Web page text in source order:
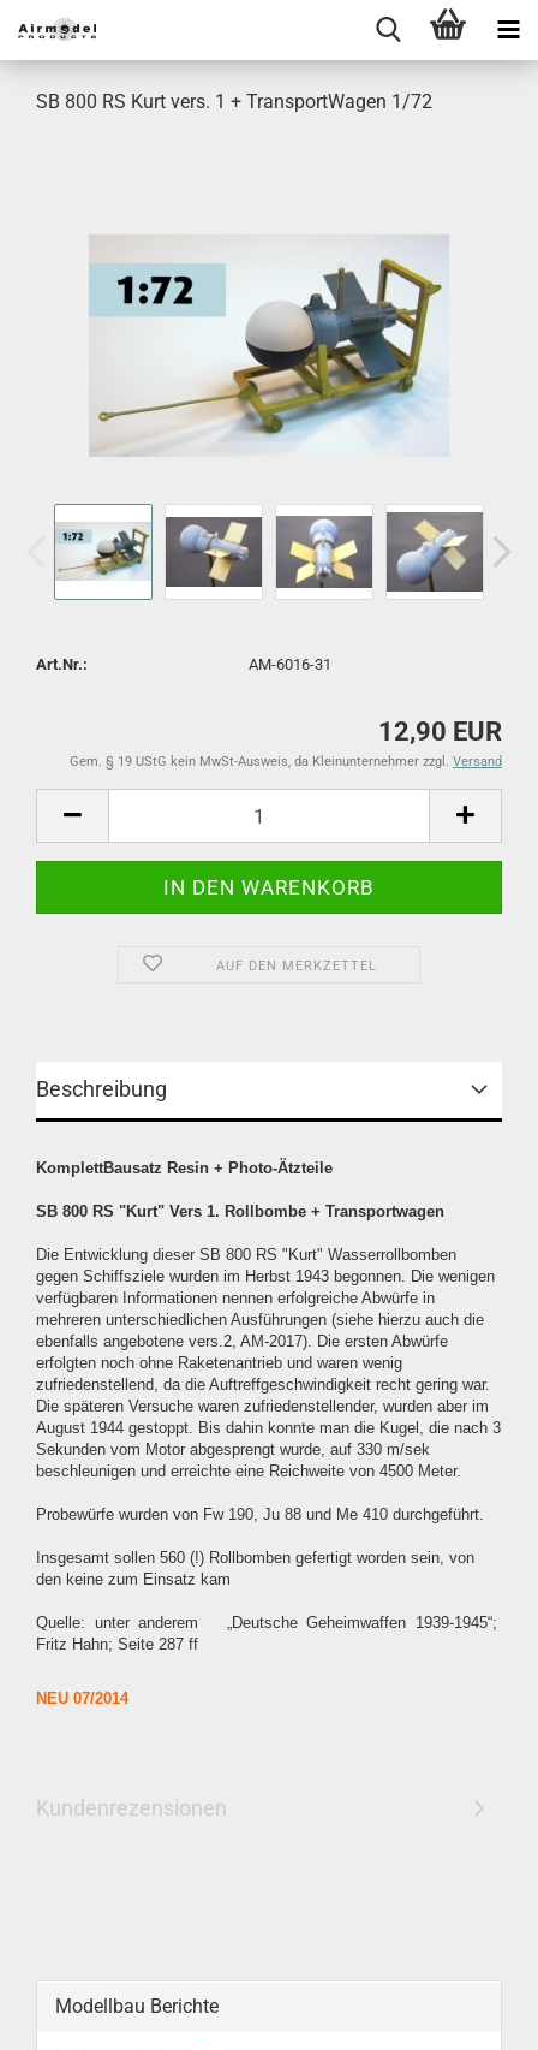
SB 800 RS Kurt vers. 1 + TransportWagen 1/72
Art.Nr.: AM-6016-31
12,90 EUR
Gem. § 19 UStG kein MwSt-Ausweis, da Kleinunternehmer zzgl. Versand
AUF DEN MERKZETTEL
Beschreibung
KomplettBausatz Resin + Photo-Ätzteile
SB 800 RS "Kurt" Vers 1. Rollbombe + Transportwagen
Die Entwicklung dieser SB 800 RS "Kurt" Wasserrollbomben
gegen Schiffsziele wurden im Herbst 1943 begonnen. Die wenigen
verfügbaren Informationen nennen erfolgreiche Abwürfe in
mehreren unterschiedlichen Ausführungen (siehe hierzu auch die
ebenfalls angebotene vers.2, AM-2017). Die ersten Abwürfe
erfolgten noch ohne Raketenantrieb und waren wenig
zufriedenstellend, da die Auftreffgeschwindigkeit recht gering war.
Die späteren Versuche waren zufriedenstellender, wurden aber im
August 1944 gestoppt. Bis dahin konnte man die Kugel, die nach 3
Sekunden vom Motor abgesprengt wurde, auf 330 m/sek
beschleunigen und erreichte eine Reichweite von 4500 Meter.
Probewürfe wurden von Fw 190, Ju 88 und Me 410 durchgeführt.
Insgesamt sollen 560 (!) Rollbomben gefertigt worden sein, von
den keine zum Einsatz kam
Quelle: unter anderem „Deutsche Geheimwaffen 1939-1945“;
Fritz Hahn; Seite 287 ff
NEU 07/2014
Kundenrezensionen
Modellbau Berichte